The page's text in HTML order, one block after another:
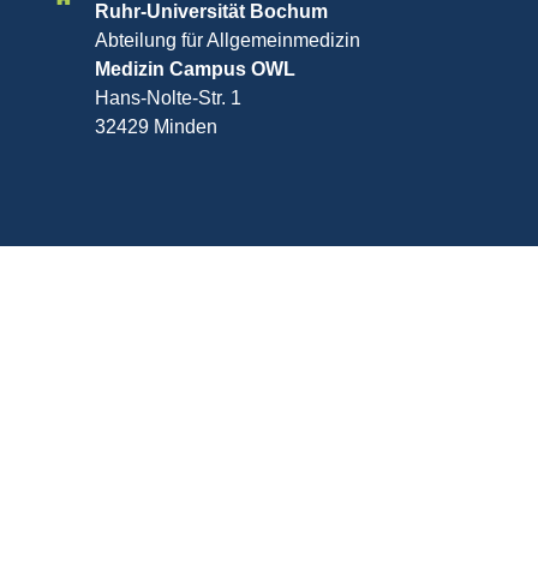
Ruhr-Universität Bochum
Abteilung für Allgemeinmedizin
Medizin Campus OWL
Hans-Nolte-Str. 1
32429 Minden